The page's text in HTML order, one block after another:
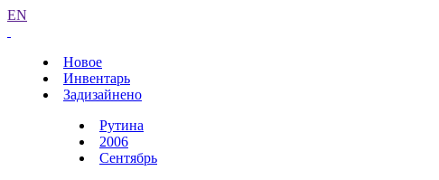
EN
Новое
Инвентарь
Задизайнено
Рутина
2006
Сентябрь